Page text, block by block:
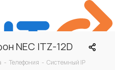
NEC ITZ-12D
- Телефония - Системный IP